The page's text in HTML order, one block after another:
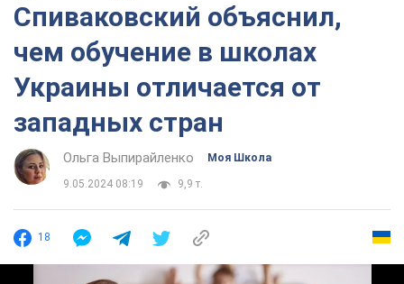
Спиваковский объяснил,
чем обучение в школах
Украины отличается от
западных стран
Ольга Выпирайленко Моя Школа
9.05.2024 08:19 9,9 т.
18